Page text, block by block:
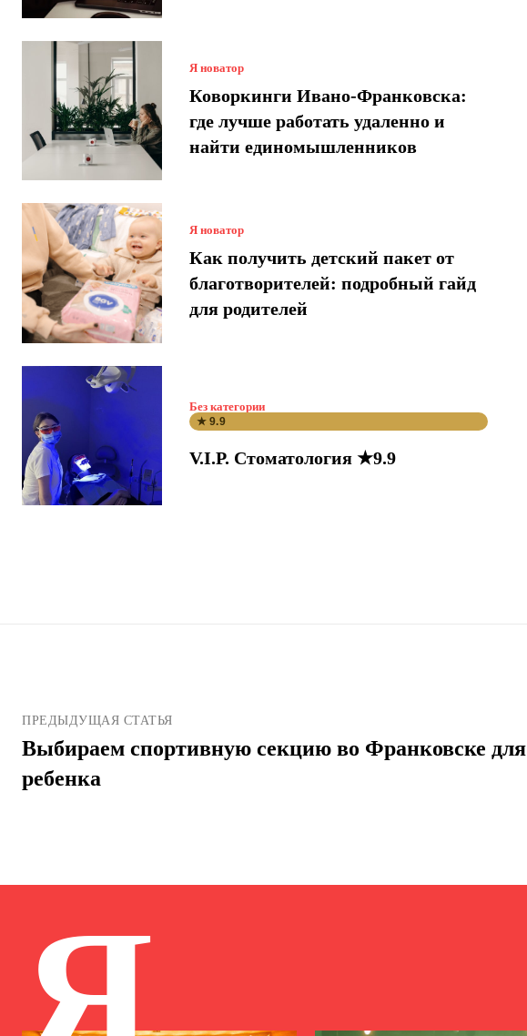
Я новатор
Коворкинги Ивано-Франковска:
где лучше работать удаленно и
найти единомышленников
Я новатор
Как получить детский пакет от
благотворителей: подробный гайд
для родителей
Без категории
★ 9.9
V.I.P. Стоматология ★9.9
ПРЕДЫДУЩАЯ СТАТЬЯ
Выбираем спортивную секцию во Франковске для
ребенка
Я